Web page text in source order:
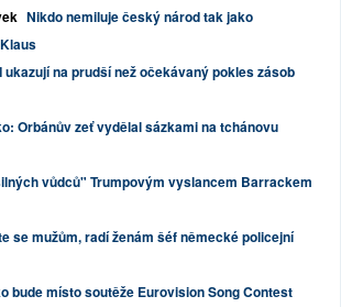
Nikdo nemiluje český národ tak jako
ukazují na prudší než očekávaný pokles zásob
Orbánův zeť vydělal sázkami na tchánovu
vůdců" Trumpovým vyslancem Barrackem
se mužům, radí ženám šéf německé policejní
bude místo soutěže Eurovision Song Contest